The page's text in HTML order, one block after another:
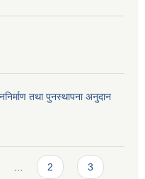
तथा पुनस्थापना अनुदान
2 3